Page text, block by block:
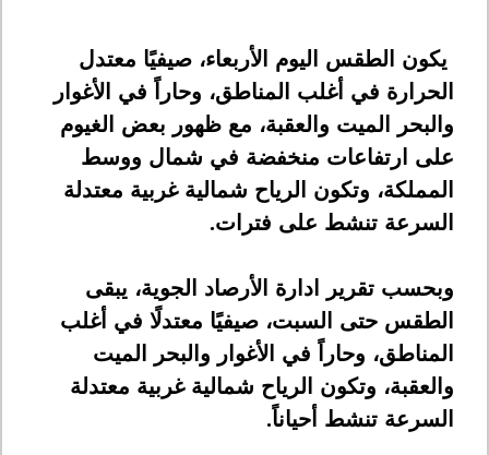
يكون الطقس اليوم الأربعاء، صيفيًا معتدل
الحرارة في أغلب المناطق، وحاراً في الأغوار
والبحر الميت والعقبة، مع ظهور بعض الغيوم
على ارتفاعات منخفضة في شمال ووسط
المملكة، وتكون الرياح شمالية غربية معتدلة
السرعة تنشط على فترات.
وبحسب تقرير ادارة الأرصاد الجوية، يبقى
الطقس حتى السبت، صيفيًا معتدلًا في أغلب
المناطق، وحاراً في الأغوار والبحر الميت
والعقبة، وتكون الرياح شمالية غربية معتدلة
السرعة تنشط أحياناً.